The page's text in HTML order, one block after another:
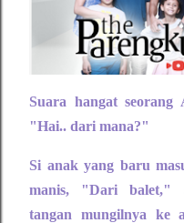
Suara hangat
"Hai.. dari mana?"
Si anak yang baru
manis, "Dari balet,"
tangan mungilnya ke